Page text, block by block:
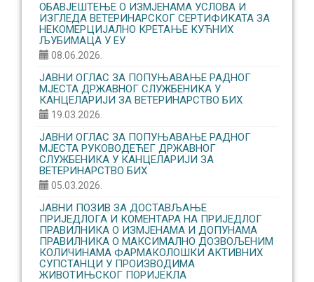
ОБАВЈЕШТЕЊЕ О ИЗМЈЕНАМА УСЛОВА И
ИЗГЛЕДА ВЕТЕРИНАРСКОГ СЕРТИФИКАТА ЗА
НЕКОМЕРЦИЈАЛНО КРЕТАЊЕ КУЋНИХ
ЉУБИМАЦА У ЕУ
08.06.2026.
ЈАВНИ ОГЛАС ЗА ПОПУЊАВАЊЕ РАДНОГ
МЈЕСТА ДРЖАВНОГ СЛУЖБЕНИКА У
КАНЦЕЛАРИЈИ ЗА ВЕТЕРИНАРСТВО БИХ
19.03.2026.
ЈАВНИ ОГЛАС ЗА ПОПУЊАВАЊЕ РАДНОГ
МЈЕСТА РУКОВОДЕЋЕГ ДРЖАВНОГ
СЛУЖБЕНИКА У КАНЦЕЛАРИЈИ ЗА
ВЕТЕРИНАРСТВО БИХ
05.03.2026.
ЈАВНИ ПОЗИВ ЗА ДОСТАВЉАЊЕ
ПРИЈЕДЛОГА И КОМЕНТАРА НА ПРИЈЕДЛОГ
ПРАВИЛНИКА О ИЗМЈЕНАМА И ДОПУНАМА
ПРАВИЛНИКА О МАКСИМАЛНО ДОЗВОЉЕНИМ
КОЛИЧИНАМА ФАРМАКОЛОШКИ АКТИВНИХ
СУПСТАНЦИ У ПРОИЗВОДИМА
ЖИВОТИЊСКОГ ПОРИЈЕКЛА